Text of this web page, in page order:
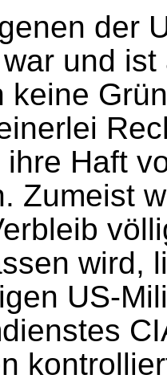
der
und
keine
ihre Haft
Zumeist
wird,
US-